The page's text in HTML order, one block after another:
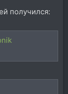
получился: